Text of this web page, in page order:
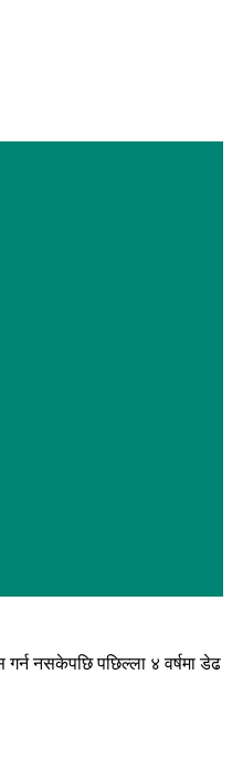
गर्न नसकेपछि पछिल्ला ४ वर्षमा डेढ